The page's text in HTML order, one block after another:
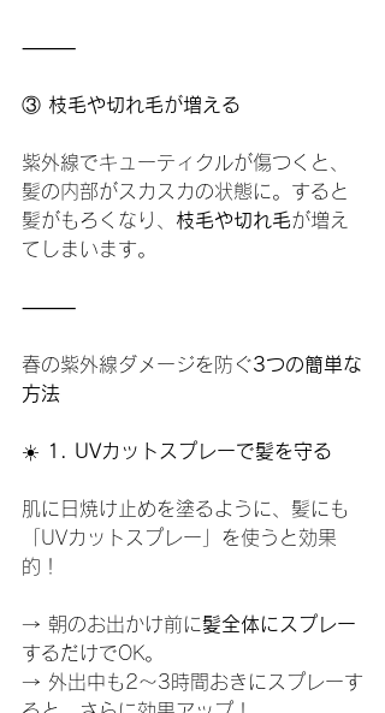
⸻
③ 枝毛や切れ毛が増える
紫外線でキューティクルが傷つくと、
髪の内部がスカスカの状態に。すると
髪がもろくなり、 枝毛や切れ毛が増え
てしまいます。
⸻
春の紫外線ダメージを防ぐ3つの簡単な
方法
☀️ 1. UVカットスプレーで髪を守る
肌に日焼け止めを塗るように、髪にも
「UVカットスプレー」を使うと効果
的！
→ 朝のお出かけ前に髪全体にスプレー
するだけでOK。
→ 外出中も2〜3時間おきにスプレーす